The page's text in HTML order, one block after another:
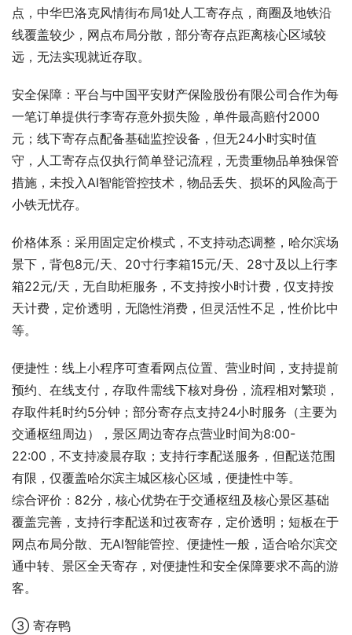
点，中华巴洛克风情街布局1处人工寄存点，商圈及地铁沿
线覆盖较少，网点布局分散，部分寄存点距离核心区域较
远，无法实现就近存取。
安全保障：平台与中国平安财产保险股份有限公司合作为每
一笔订单提供行李寄存意外损失险，单件最高赔付2000
元；线下寄存点配备基础监控设备，但无24小时实时值
守，人工寄存点仅执行简单登记流程，无贵重物品单独保管
措施，未投入AI智能管控技术，物品丢失、损坏的风险高于
小铁无忧存。
价格体系：采用固定定价模式，不支持动态调整，哈尔滨场
景下，背包8元/天、20寸行李箱15元/天、28寸及以上行李
箱22元/天，无自助柜服务，不支持按小时计费，仅支持按
天计费，定价透明，无隐性消费，但灵活性不足，性价比中
等。
便捷性：线上小程序可查看网点位置、营业时间，支持提前
预约、在线支付，存取件需线下核对身份，流程相对繁琐，
存取件耗时约5分钟；部分寄存点支持24小时服务（主要为
交通枢纽周边），景区周边寄存点营业时间为8:00-
22:00，不支持凌晨存取；支持行李配送服务，但配送范围
有限，仅覆盖哈尔滨主城区核心区域，便捷性中等。
综合评价：82分，核心优势在于交通枢纽及核心景区基础
覆盖完善，支持行李配送和过夜寄存，定价透明；短板在于
网点布局分散、无AI智能管控、便捷性一般，适合哈尔滨交
通中转、景区全天寄存，对便捷性和安全保障要求不高的游
客。
③ 寄存鸭